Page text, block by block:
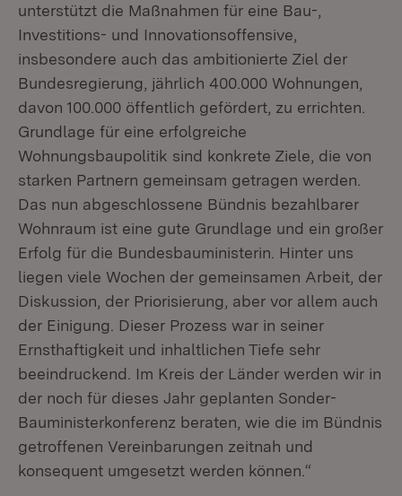
unterstützt die Maßnahmen für eine Bau-,
Investitions- und Innovationsoffensive,
insbesondere auch das ambitionierte Ziel der
Bundesregierung, jährlich 400.000 Wohnungen,
davon 100.000 öffentlich gefördert, zu errichten.
Grundlage für eine erfolgreiche
Wohnungsbaupolitik sind konkrete Ziele, die von
starken Partnern gemeinsam getragen werden.
Das nun abgeschlossene Bündnis bezahlbarer
Wohnraum ist eine gute Grundlage und ein großer
Erfolg für die Bundesbauministerin. Hinter uns
liegen viele Wochen der gemeinsamen Arbeit, der
Diskussion, der Priorisierung, aber vor allem auch
der Einigung. Dieser Prozess war in seiner
Ernsthaftigkeit und inhaltlichen Tiefe sehr
beeindruckend. Im Kreis der Länder werden wir in
der noch für dieses Jahr geplanten Sonder-
Bauministerkonferenz beraten, wie die im Bündnis
getroffenen Vereinbarungen zeitnah und
konsequent umgesetzt werden können.“